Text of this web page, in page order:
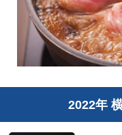
2022年